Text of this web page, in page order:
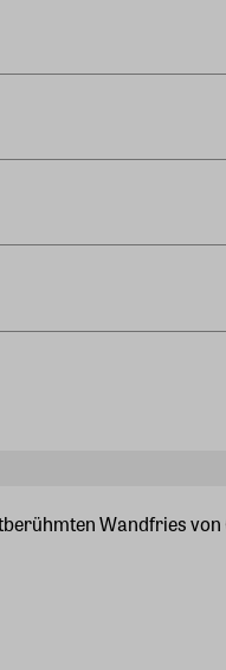
Wandfries